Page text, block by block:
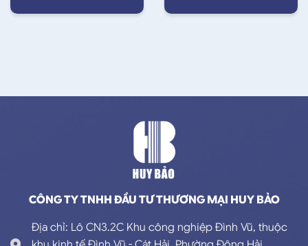
CÔNG TY TNHH ĐẦU TƯ THƯƠNG MẠI HUY BẢO
Địa chỉ: Lô CN3.2C Khu công nghiệp Đình Vũ, thuộc